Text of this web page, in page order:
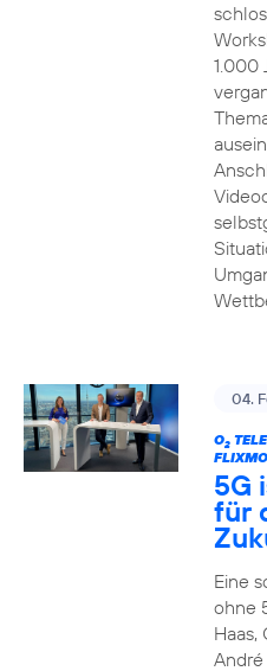
1.000
04.
O2
5G
für
Eine
ohne
Haas,